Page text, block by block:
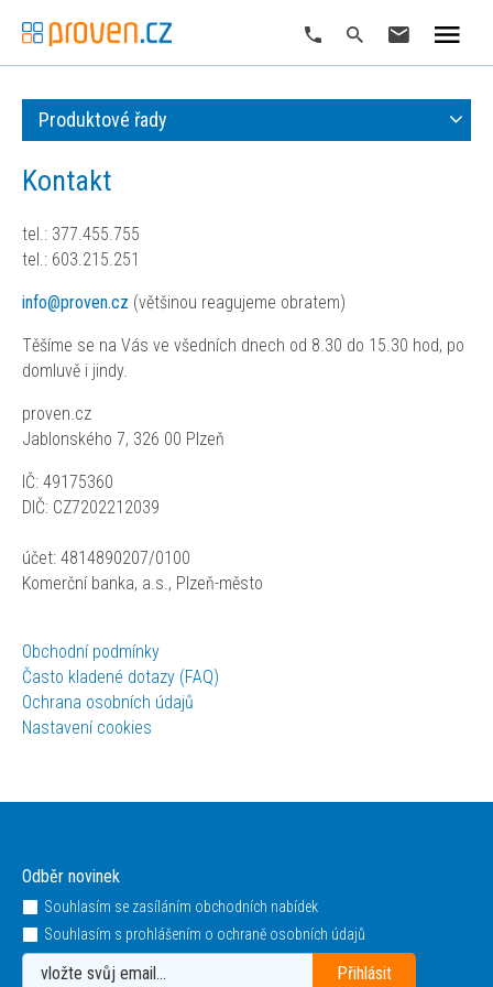
Produktové řady
Kontakt
tel.: 377.455.755
tel.: 603.215.251
info@proven.cz (většinou reagujeme obratem)
Těšíme se na Vás ve všedních dnech od 8.30 do 15.30 hod, po
domluvě i jindy.
proven.cz
Jablonského 7, 326 00 Plzeň
IČ: 49175360
DIČ: CZ7202212039
účet: 4814890207/0100
Komerční banka, a.s., Plzeň-město
Obchodní podmínky
Často kladené dotazy (FAQ)
Ochrana osobních údajů
Nastavení cookies
Odběr novinek
Souhlasím se zasíláním obchodních nabídek
Souhlasím s prohlášením o ochraně osobních údajů